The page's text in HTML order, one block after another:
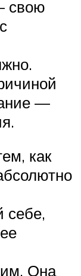
свою
—
как
себе,
Она